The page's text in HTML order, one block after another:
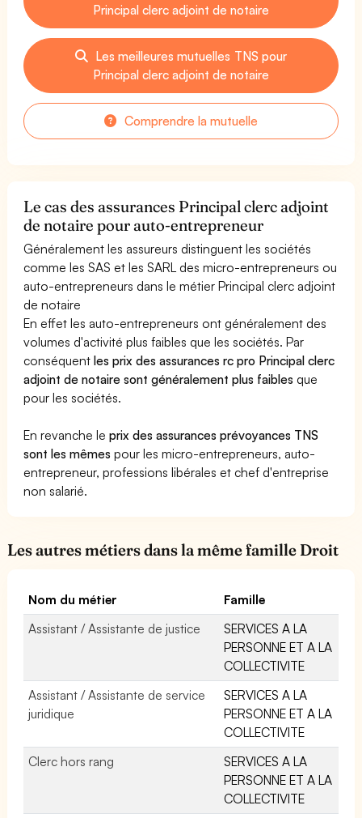
Principal clerc adjoint de notaire
Les meilleures mutuelles TNS pour
Principal clerc adjoint de notaire
Comprendre la mutuelle
Le cas des assurances Principal clerc adjoint
de notaire pour auto-entrepreneur
Généralement les assureurs distinguent les sociétés
comme les SAS et les SARL des micro-entrepreneurs ou
auto-entrepreneurs dans le métier Principal clerc adjoint
de notaire
En effet les auto-entrepreneurs ont généralement des
volumes d'activité plus faibles que les sociétés. Par
conséquentles prix des assurances rc pro Principal clerc
adjoint de notaire sont généralement plus faibles que
pour les sociétés.
En revanche leprix des assurances prévoyances TNS
sont les mêmes pour les micro-entrepreneurs, auto-
entrepreneur, professions libérales et chef d'entreprise
non salarié.
Les autres métiers dans la même famille Droit
Nom du métier
Famille
Assistant / Assistante de justice
SERVICES A LA
PERSONNE ET A LA
COLLECTIVITE
Assistant / Assistante de service
juridique
SERVICES A LA
PERSONNE ET A LA
COLLECTIVITE
Clerc hors rang
SERVICES A LA
PERSONNE ET A LA
COLLECTIVITE